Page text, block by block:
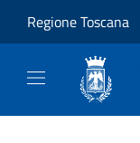
Regione Toscana